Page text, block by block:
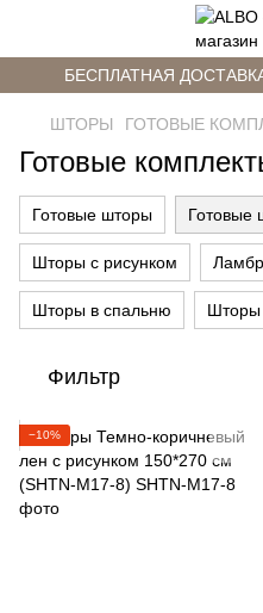
БЕСПЛАТНАЯ
ШТОРЫ ГОТОВЫЕ
Готовые
Готовые шторы Готовые
Шторы с рисунком
Шторы в спальню Шторы
Фильтр
−10%